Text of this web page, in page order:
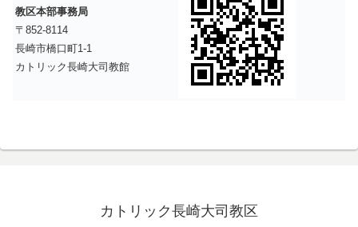
教区本部事務局
〒852-8114
長崎市橋口町1-1
カトリック長崎大司教館
カトリック長崎大司教区